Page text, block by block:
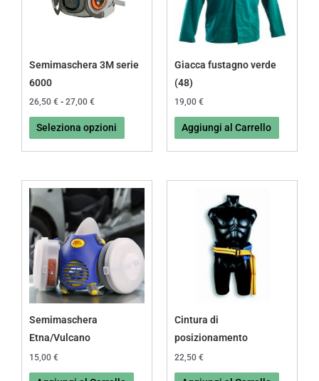
Semimaschera 3M serie
6000
26,50 € - 27,00 €
Seleziona opzioni
varianti.
possono
Giacca fustagno verde
(48)
19,00 €
Aggiungi al Carrello
Semimaschera
Etna/Vulcano
15,00 €
Cintura di
posizionamento
22,50 €